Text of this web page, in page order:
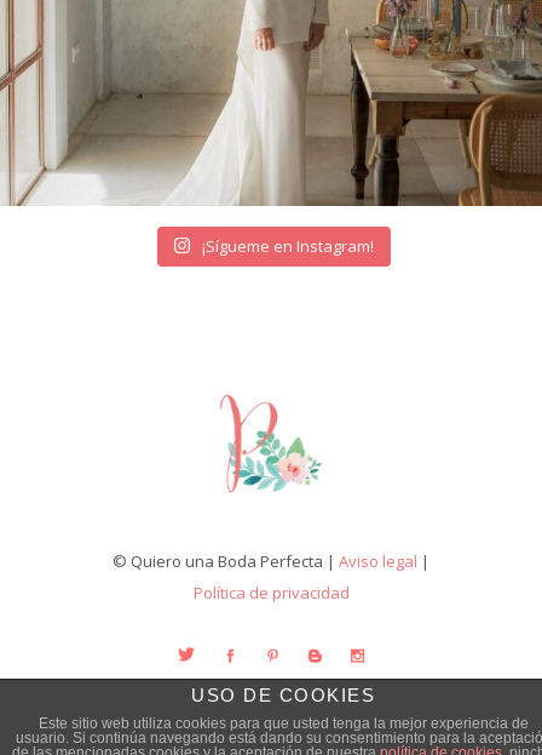
¡Sígueme en Instagram!
© Quiero una Boda Perfecta | Aviso legal |
Política de privacidad
USO DE COOKIES
Este sitio web utiliza cookies para que usted tenga la mejor experiencia de
usuario. Si continúa navegando está dando su consentimiento para la